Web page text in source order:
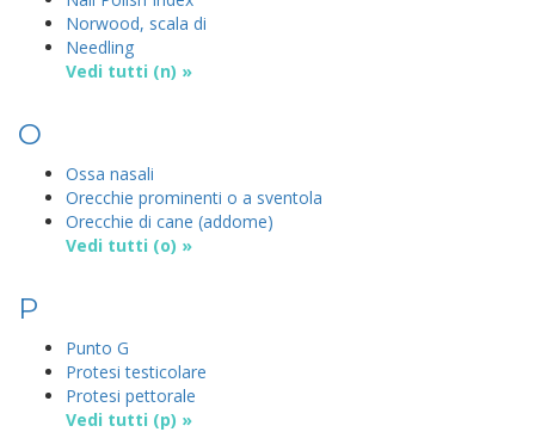
Norwood, scala di
Needling
Vedi tutti (n) »
O
Ossa nasali
Orecchie prominenti o a sventola
Orecchie di cane (addome)
Vedi tutti (o) »
P
Punto G
Protesi testicolare
Protesi pettorale
Vedi tutti (p) »